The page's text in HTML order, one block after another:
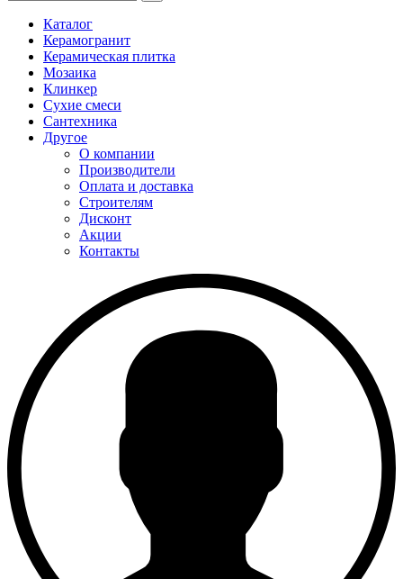
Каталог
Керамогранит
Керамическая плитка
Мозаика
Клинкер
Сухие смеси
Сантехника
Другое
О компании
Производители
Оплата и доставка
Строителям
Дисконт
Акции
Контакты